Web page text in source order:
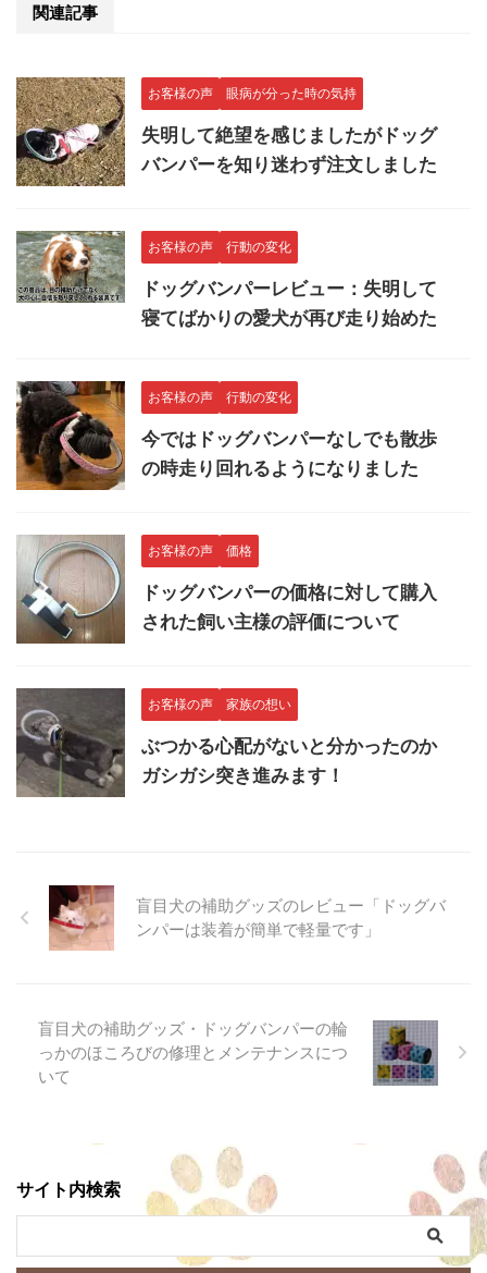
関連記事
お客様の声 眼病が分った時の気持
失明して絶望を感じましたがドッグ
バンパーを知り迷わず注文しました
お客様の声 行動の変化
ドッグバンパーレビュー：失明して
寝てばかりの愛犬が再び走り始めた
お客様の声 行動の変化
今ではドッグバンパーなしでも散歩
の時走り回れるようになりました
お客様の声 価格
ドッグバンパーの価格に対して購入
された飼い主様の評価について
お客様の声 家族の想い
ぶつかる心配がないと分かったのか
ガシガシ突き進みます！
盲目犬の補助グッズのレビュー「ドッグバ
ンパーは装着が簡単で軽量です」
盲目犬の補助グッズ・ドッグバンパーの輪
っかのほころびの修理とメンテナンスにつ
いて
サイト内検索